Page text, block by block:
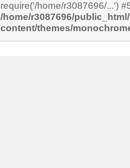
/home/r3087696/
content/themes/